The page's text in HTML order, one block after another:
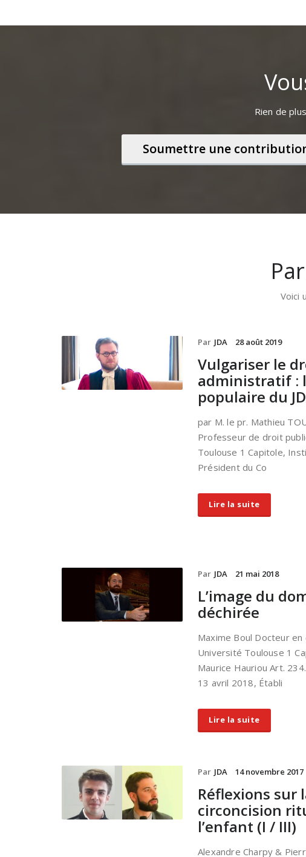
Rien de
Soumettre une
Voici
Par JDA 28 août 2019
Vulgariser le
administratif :
populaire du
par M. le pr. Mathieu
Professeur de droit
Toulouse 1 Capitole,
Président du Co
Lire la suite
Par JDA 21 mai 2018
L’image du
déchirée
Maxime Boul Docteur
Université Toulouse 1
Maurice Hauriou Art.
13 avril 2018, Établi
Lire la suite
Par JDA 14 novembre 2017
Réflexions sur
circoncision
l’enfant (I / III)
Alexandre Charpy &